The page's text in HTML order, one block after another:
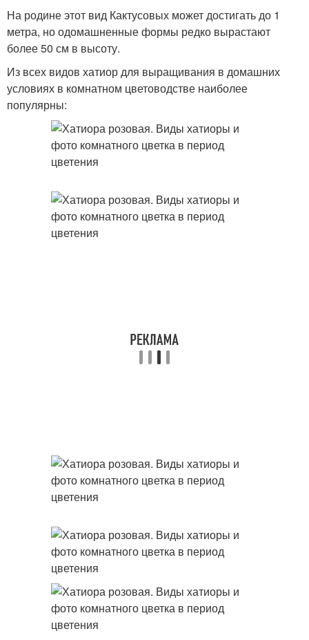
На родине этот вид Кактусовых может достигать до 1
метра, но одомашненные формы редко вырастают
более 50 см в высоту.
Из всех видов хатиор для выращивания в домашних
условиях в комнатном цветоводстве наиболее
популярны: